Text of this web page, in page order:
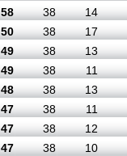
58 38
14
50 38
17
49 38
13
49 38
11
48 38
13
47 38
11
47 38
12
47 38
10